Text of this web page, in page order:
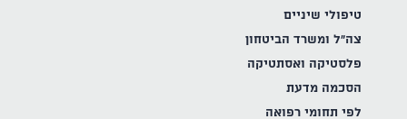
טיפולי שיניים
צה"ל ומשרד הביטחון
פלסטיקה ואסתטיקה
הסכמה מדעת
לפי תחומי רפואה